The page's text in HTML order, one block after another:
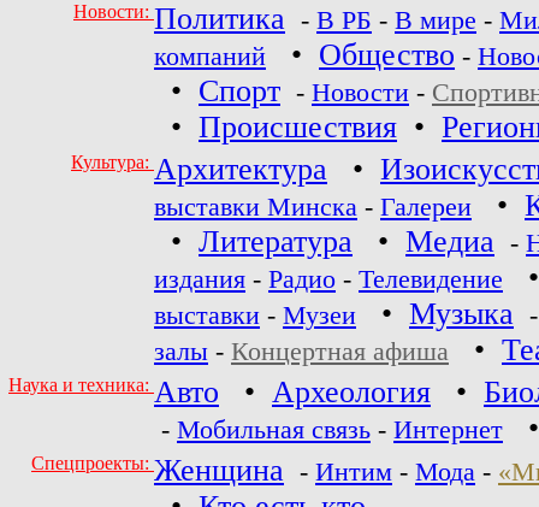
Новости: Политика - В РБ - В мире -
компаний
• Общество -
• Спорт - Новости -
• Происшествия •
Культура: Архитектура •
выставки Минска - Галереи •
• Литература • Медиа -
издания - Радио - Телевидение
выставки - Музеи • Музыка
залы - Концертная афиша •
Наука и техника: Авто • Археология •
- Мобильная связь - Интернет
Спецпроекты: Женщина - Интим - Мода -